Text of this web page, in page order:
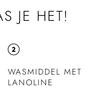
JE HET!
WASMIDDEL MET
LANOLINE